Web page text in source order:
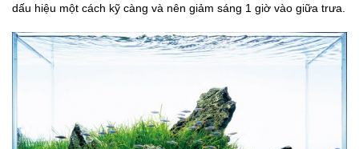
dấu hiệu một cách kỹ càng và nên giảm sáng 1 giờ vào giữa trưa.